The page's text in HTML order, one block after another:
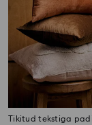
Tikitud tekstiga padi